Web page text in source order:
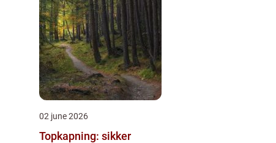
02 june 2026
Topkapning: sikker